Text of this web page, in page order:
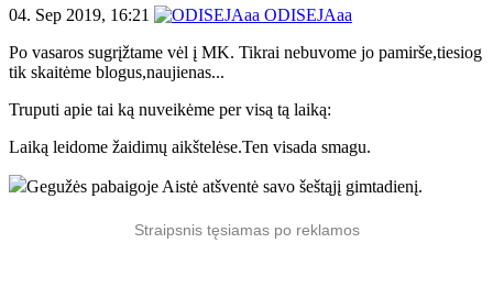
04. Sep 2019, 16:21
ODISEJAaa
Po vasaros sugrįžtame vėl į MK. Tikrai nebuvome jo pamirše,tiesiog
tik skaitėme blogus,naujienas...
Truputi apie tai ką nuveikėme per visą tą laiką:
Laiką leidome žaidimų aikštelėse.Ten visada smagu.
Gegužės pabaigoje Aistė atšventė savo šeštąjį gimtadienį.
Straipsnis tęsiamas po reklamos